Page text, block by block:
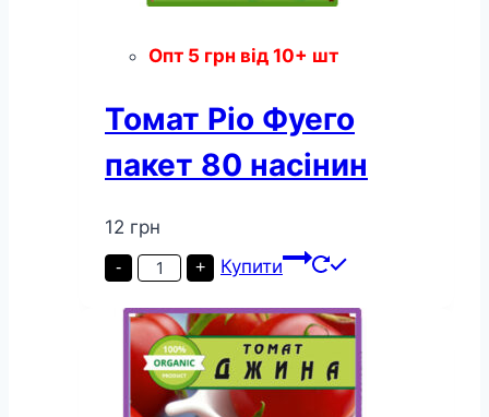
Опт 5 грн від 10+ шт
Томат Ріо Фуего
пакет 80 насінин
12 грн
-
Томат
Ріо
пакет
80
насінин
кількість
+ Купити